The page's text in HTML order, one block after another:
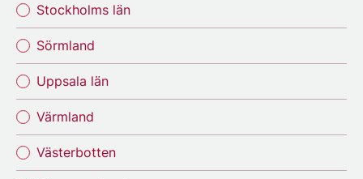
Stockholms län
Sörmland
Uppsala län
Värmland
Västerbotten